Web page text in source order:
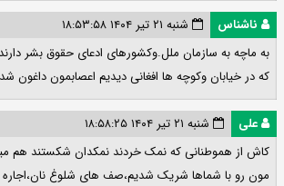
ناشناس
شنبه ۲۱ تیر ۱۴۰۴ ۱۸:۵۳:۵۸
به ماچه به سازمان ملل.وکشورهای ادعای حقوق بشر
که در خیابان وکوچه ها افغانی دیدیم اعصابمون داغون
علی
شنبه ۲۱ تیر ۱۴۰۴ ۱۸:۵۸:۲۵
کاش از هموطنانی که نمک خردند نمکدان شکستند هم
مون رو با شماها شریک شدیم،صف های شلوغ نان،اجاره